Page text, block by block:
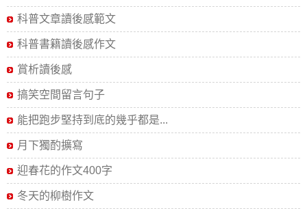
科普文章讀後感範文
科普書籍讀後感作文
賞析讀後感
搞笑空間留言句子
能把跑步堅持到底的幾乎都是...
月下獨酌擴寫
迎春花的作文400字
冬天的柳樹作文